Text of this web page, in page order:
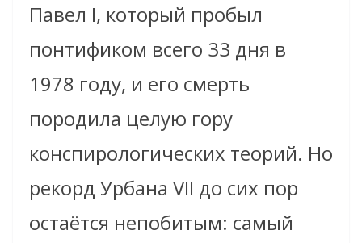
Павел I, который пробыл
понтификом всего 33 дня в
1978 году, и его смерть
породила целую гору
конспирологических теорий. Но
рекорд Урбана VII до сих пор
остаётся непобитым: самый